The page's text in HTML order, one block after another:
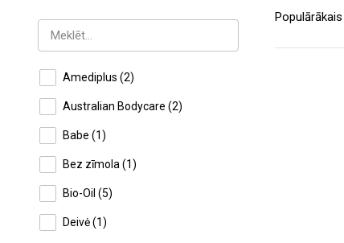
Amediplus (2)
Australian Bodycare (2)
Babe (1)
Bez zīmola (1)
Bio-Oil (5)
Deivė(1)